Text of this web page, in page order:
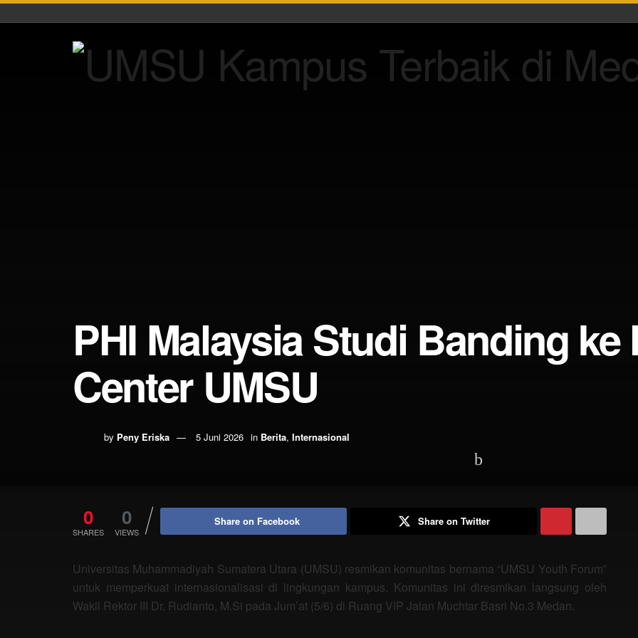
PHI Malaysia Studi Banding ke
Center UMSU
by Peny Eriska 5 Juni 2026 in Berita, Internasional
0
SHARES
0
VIEWS
Share on Facebook Share on Twitter
Universitas Muhammadiyah Sumatera Utara (UMSU) resmikan komunitas bernama “UMSU Youth Forum”
untuk memperkuat internasionalisasi di lingkungan kampus. Komunitas ini diresmikan langsung oleh
Wakil Rektor III Dr. Rudianto, M.Si pada Jum’at (5/6) di Ruang VIP Jalan Muchtar Basri No.3 Medan.